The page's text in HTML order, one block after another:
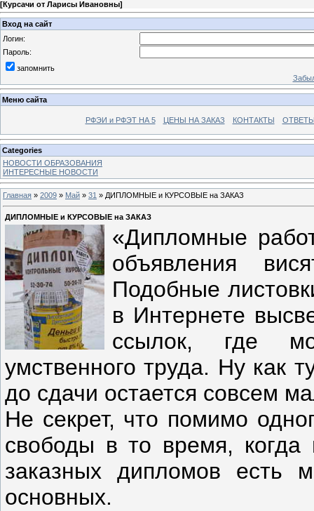
[Курсачи от Ларисы Ивановны]
Вход на сайт
Логин:
Пароль:
запомнить
Меню сайта
РФЭИ и РФЭТ НА 5 ЦЕНЫ НА ЗАКАЗ КОНТАКТЫ
Categories
НОВОСТИ ОБРАЗОВАНИЯ
ИНТЕРЕСНЫЕ НОВОСТИ
Главная » 2009 » Май » 31 » ДИПЛОМНЫЕ и КУРСОВЫЕ на ЗАКАЗ
ДИПЛОМНЫЕ и КУРСОВЫЕ на ЗАКАЗ
«Дипломные
объявления
Подобные
в Интернете
ссылок, где
умственного труда. Ну как
до сдачи остается совсем
Не секрет, что помимо
свободы в то время,
заказных дипломов есть
основных.